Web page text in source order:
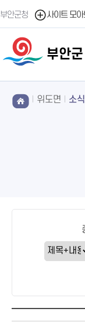
부안군청 사이트 모아
부안군
위도면 소식